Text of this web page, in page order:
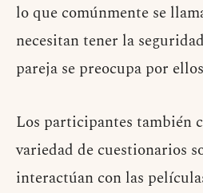
lo que comúnmente se
necesitan tener la
pareja se preocupa por
Los participantes también
variedad de cuestionarios
interactúan con las